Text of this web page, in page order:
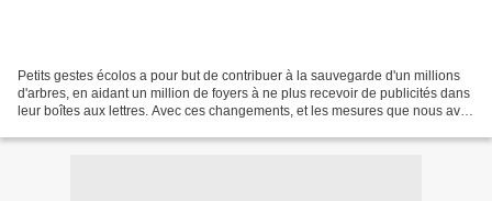
Petits gestes écolos a pour but de contribuer à la sauvegarde d'un millions
d'arbres, en aidant un million de foyers à ne plus recevoir de publicités dans
leur boîtes aux lettres. Avec ces changements, et les mesures que nous avo
participer/....